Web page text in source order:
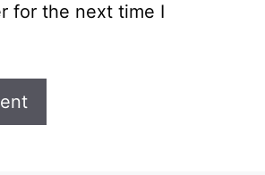
for the next time I